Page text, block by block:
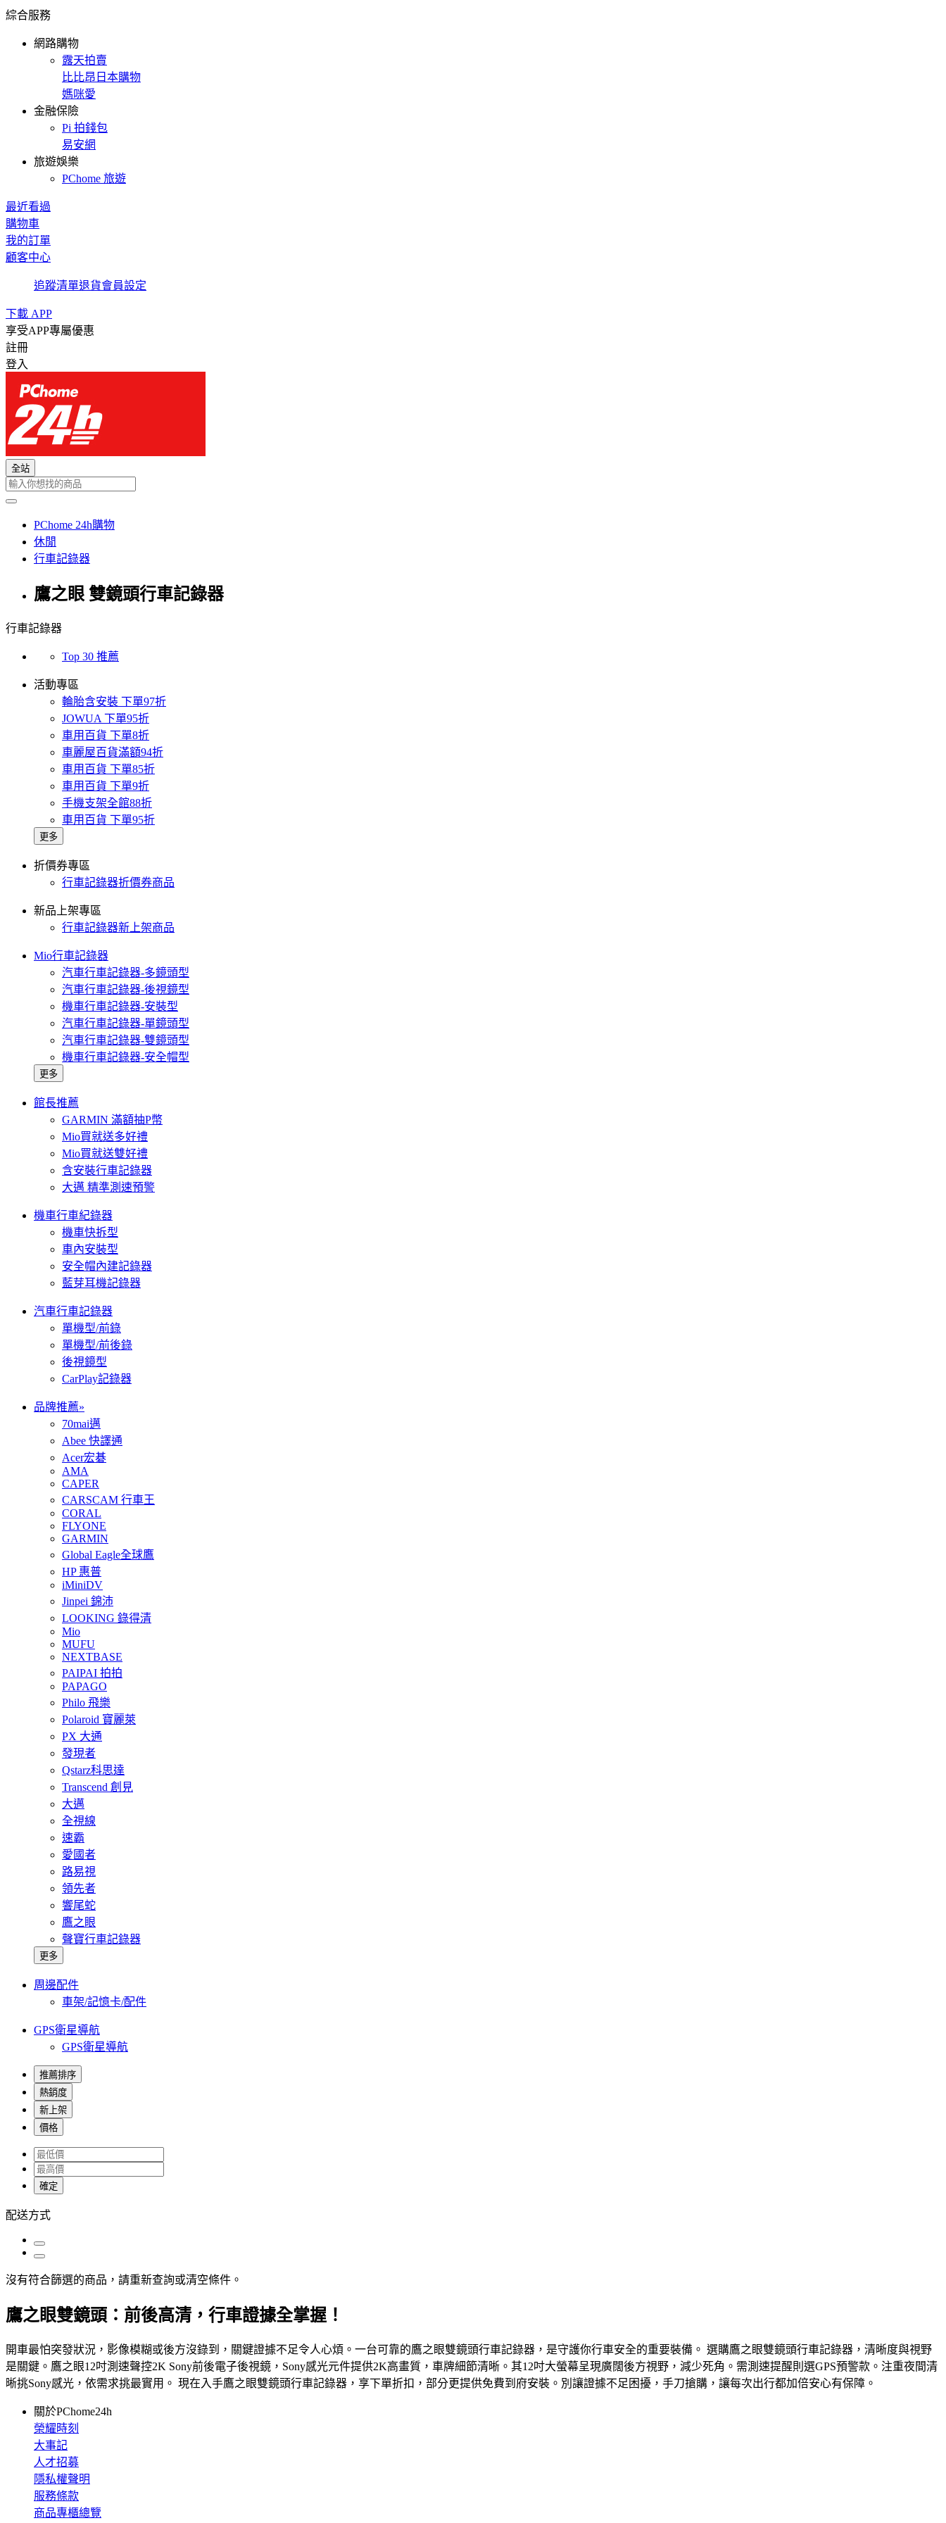
綜合服務
網路購物
露天拍賣
比比昂日本購物
媽咪愛
金融保險
Pi 拍錢包
易安網
旅遊娛樂
PChome 旅遊
最近看過
購物車
我的訂單
顧客中心
追蹤清單退貨會員設定
下載 APP
享受APP專屬優惠
註冊
登入
全站
PChome 24h購物
休閒
行車記錄器
鷹之眼 雙鏡頭行車記錄器
行車記錄器
Top 30 推薦
活動專區
輪胎含安裝 下單97折
JOWUA 下單95折
車用百貨 下單8折
車麗屋百貨滿額94折
車用百貨 下單85折
車用百貨 下單9折
手機支架全館88折
車用百貨 下單95折
更多
折價券專區
行車記錄器折價券商品
新品上架專區
行車記錄器新上架商品
Mio行車記錄器
汽車行車記錄器-多鏡頭型
汽車行車記錄器-後視鏡型
機車行車記錄器-安裝型
汽車行車記錄器-單鏡頭型
汽車行車記錄器-雙鏡頭型
機車行車記錄器-安全帽型
更多
館長推薦
GARMIN 滿額抽P幣
Mio買就送多好禮
Mio買就送雙好禮
含安裝行車記錄器
大邁 精準測速預警
機車行車紀錄器
機車快拆型
車內安裝型
安全帽內建記錄器
藍芽耳機記錄器
汽車行車記錄器
單機型/前錄
單機型/前後錄
後視鏡型
CarPlay記錄器
品牌推薦»
70mai邁
Abee 快譯通
Acer宏碁
AMA
CAPER
CARSCAM 行車王
CORAL
FLYONE
GARMIN
Global Eagle全球鷹
HP 惠普
iMiniDV
Jinpei 錦沛
LOOKING 錄得清
Mio
MUFU
NEXTBASE
PAIPAI 拍拍
PAPAGO
Philo 飛樂
Polaroid 寶麗萊
PX 大通
發現者
Qstarz科思達
Transcend 創見
大邁
全視線
速霸
愛國者
路易視
領先者
響尾蛇
鷹之眼
聲寶行車記錄器
更多
周邊配件
車架/記憶卡/配件
GPS衛星導航
GPS衛星導航
推薦排序
熱銷度
新上架
價格
確定
配送方式
沒有符合篩選的商品，請重新查詢或清空條件。
鷹之眼雙鏡頭：前後高清，行車證據全掌握！
開車最怕突發狀況，影像模糊或後方沒錄到，關鍵證據不足令人心煩。一台可靠的鷹之眼雙鏡頭行車記錄器，是守護你行車安全的重要裝備。 選購鷹之眼雙鏡頭行車記錄器，清晰度與視野
是關鍵。鷹之眼12吋測速聲控2K Sony前後電子後視鏡，Sony感光元件提供2K高畫質，車牌細節清晰。其12吋大螢幕呈現廣闊後方視野，減少死角。需測速提醒則選GPS預警款。注重夜間清
晰挑Sony感光，依需求挑最實用。 現在入手鷹之眼雙鏡頭行車記錄器，享下單折扣，部分更提供免費到府安裝。別讓證據不足困擾，手刀搶購，讓每次出行都加倍安心有保障。
關於PChome24h
榮耀時刻
大事記
人才招募
隱私權聲明
服務條款
商品專櫃總覽